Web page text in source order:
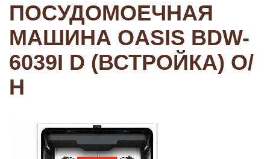
ПОСУДОМОЕЧНАЯ
МАШИНА OASIS BDW-
6039I D (ВСТРОЙКА) О/
Н